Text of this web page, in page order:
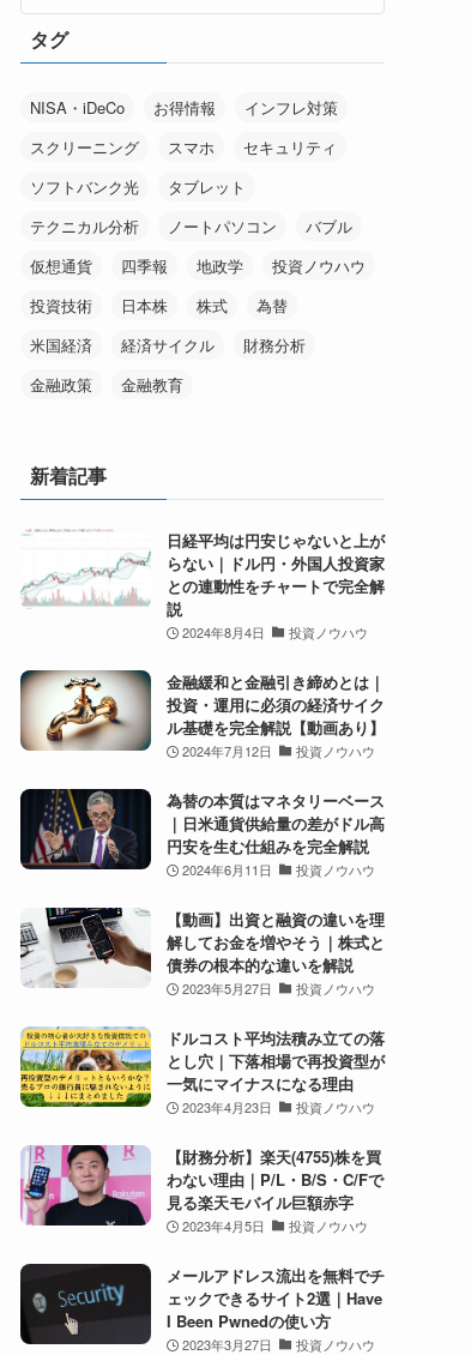
タグ
NISA・iDeCo お得情報
インフレ対策
スクリーニング
スマホ
セキュリティ
ソフトバンク光
タブレット
テクニカル分析
ノートパソコン
バブル
仮想通貨
四季報 地政学
投資ノウハウ
投資技術
日本株 株式
為替
米国経済
経済サイクル
財務分析
金融政策
金融教育
新着記事
日経平均は円安じゃないと上が
らない｜ドル円・外国人投資家
との連動性をチャートで完全解
説
2024年8月4日 投資ノウハウ
金融緩和と金融引き締めとは｜
投資・運用に必須の経済サイク
ル基礎を完全解説【動画あり】
2024年7月12日 投資ノウハウ
為替の本質はマネタリーベース
｜日米通貨供給量の差がドル高
円安を生む仕組みを完全解説
2024年6月11日 投資ノウハウ
【動画】出資と融資の違いを理
解してお金を増やそう｜株式と
債券の根本的な違いを解説
2023年5月27日 投資ノウハウ
ドルコスト平均法積み立ての落
とし穴｜下落相場で再投資型が
一気にマイナスになる理由
2023年4月23日 投資ノウハウ
【財務分析】楽天(4755)株を買
わない理由｜P/L・B/S・C/Fで
見る楽天モバイル巨額赤字
2023年4月5日 投資ノウハウ
メールアドレス流出を無料でチ
ェックできるサイト2選｜Have
I Been Pwnedの使い方
2023年3月27日 投資ノウハウ